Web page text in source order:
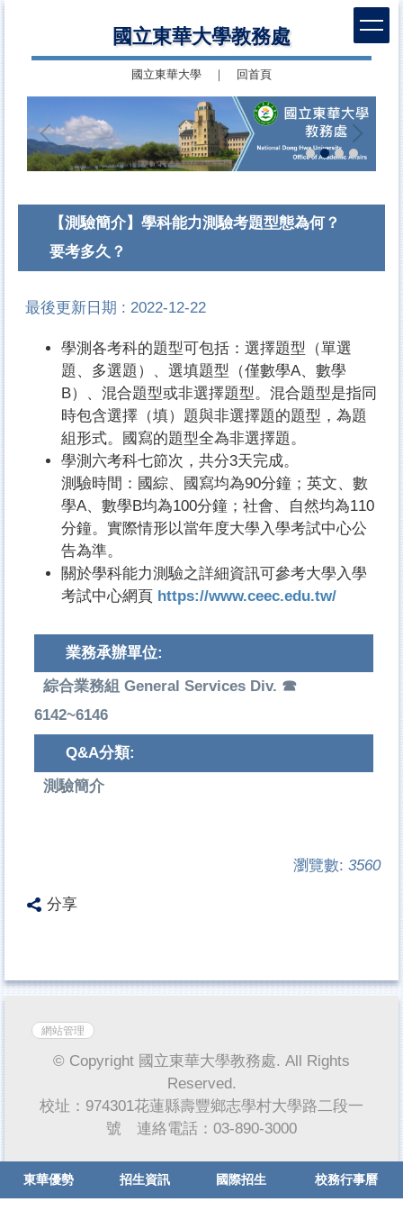
國立東華大學教務處
國立東華大學 回首頁
東華優勢 招生資訊 國際招生 校務行事曆
【測驗簡介】學科能力測驗考題型態為何？
要考多久？
最後更新日期 :2022-12-22
學測各考科的題型可包括：選擇題型（單選
題、多選題）、選填題型（僅數學A、數學
B）、混合題型或非選擇題型。混合題型是指同
時包含選擇（填）題與非選擇題的題型，為題
組形式。國寫的題型全為非選擇題。
學測六考科七節次，共分3天完成。
測驗時間：國綜、國寫均為90分鐘；英文、數
學A、數學B均為100分鐘；社會、自然均為110
分鐘。實際情形以當年度大學入學考試中心公
告為準。
關於學科能力測驗之詳細資訊可參考大學入學
考試中心網頁 https://www.ceec.edu.tw/
業務承辦單位:
綜合業務組 General Services Div. ☎
6142~6146
Q&A分類:
測驗簡介
瀏覽數: 3560
分享
網站管理
© Copyright 國立東華大學教務處. All Rights
Reserved.
校址：974301花蓮縣壽豐鄉志學村大學路二段一
號 連絡電話：03-890-3000